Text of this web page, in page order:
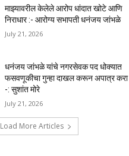
माझ्यावरील केलेले आरोप धांदात खोटे आणि
निराधार :- आरोग्य सभापती धनंजय जांभळे
July 21, 2026
धनंजय जांभळे यांचे नगरसेवक पद धोक्यात
फसवणूकीचा गुन्हा दाखल करून अपात्र करा
-: सुशांत मोरे
July 21, 2026
Load More Articles